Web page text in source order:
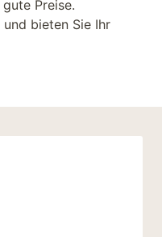
Preise.
bieten Sie Ihr